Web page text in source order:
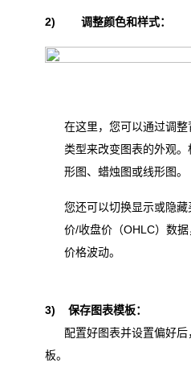
2) 调整颜色和样式：
在这里，您可以通过调
类型来改变图表的外观
形图、蜡烛图或线形图。
您还可以切换显示或隐
价/收盘价（OHLC）数
价格波动。
3)
保存图表模板：
配置好图表并设置偏好
板。